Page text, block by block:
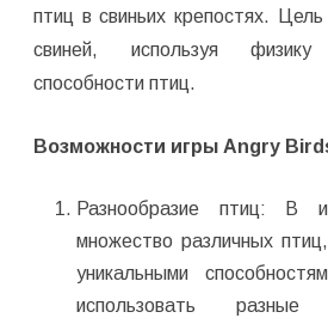
птиц в свиньих крепостях.
свиней, используя
способности птиц.
Возможности игры Angry
Разнообразие птиц: В
множество различных
уникальными
использовать